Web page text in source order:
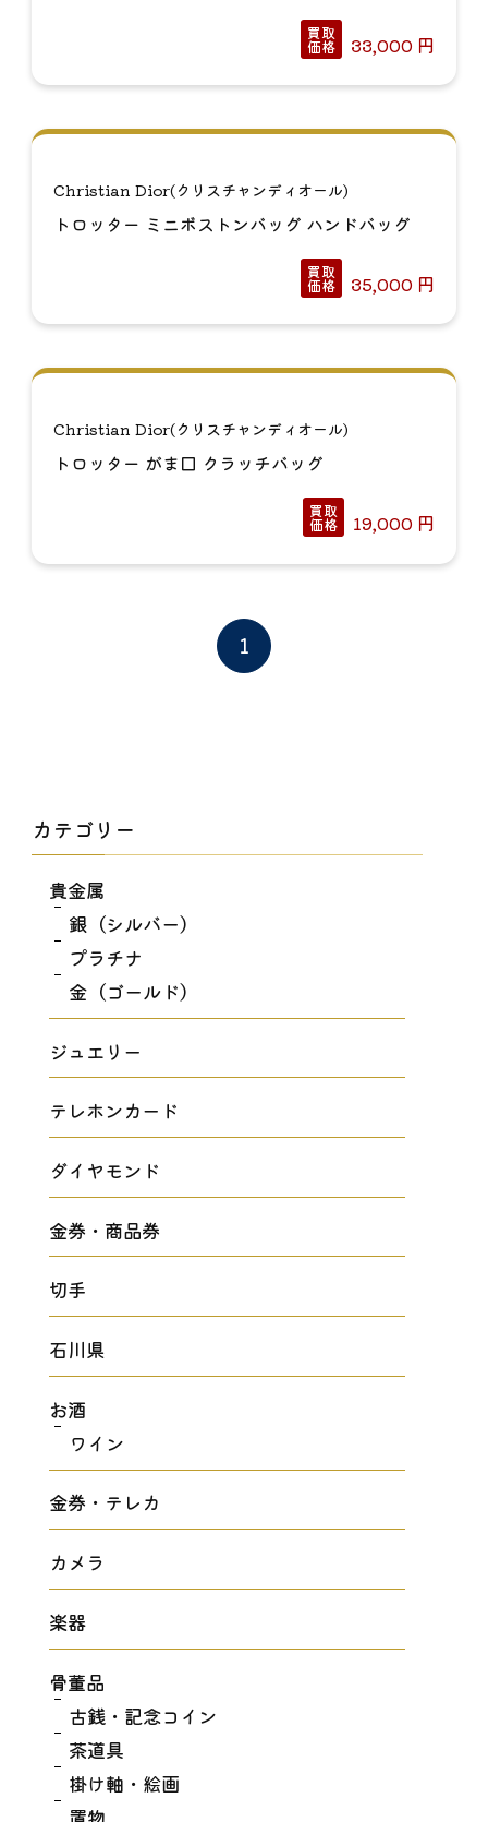
買取
価格 33,000 円
Christian Dior(クリスチャンディオール)
トロッター ミニボストンバッグ ハンドバッグ
買取
価格 35,000 円
Christian Dior(クリスチャンディオール)
トロッター がま口 クラッチバッグ
買取
価格 19,000 円
1
カテゴリー
貴金属
銀（シルバー）
プラチナ
金（ゴールド）
ジュエリー
テレホンカード
ダイヤモンド
金券・商品券
切手
石川県
お酒
ワイン
金券・テレカ
カメラ
楽器
骨董品
古銭・記念コイン
茶道具
掛け軸・絵画